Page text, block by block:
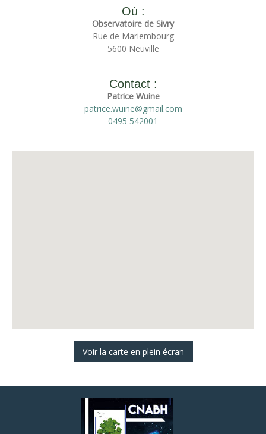
Où :
Observatoire de Sivry
Rue de Mariembourg
5600 Neuville
Contact :
Patrice Wuine
patrice.wuine@gmail.com
0495 542001
Voir la carte en plein écran